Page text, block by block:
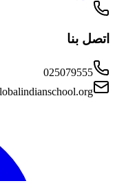
اتصل بنا
025079555